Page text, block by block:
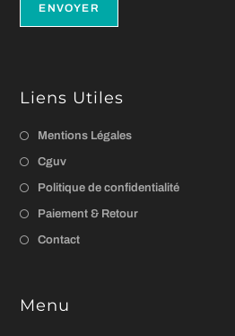
Liens Utiles
Mentions Légales
Cguv
Politique de confidentialité
Paiement & Retour
Contact
Menu